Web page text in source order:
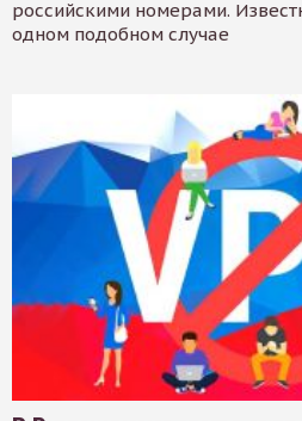
российскими номерами.
одном подобном случае